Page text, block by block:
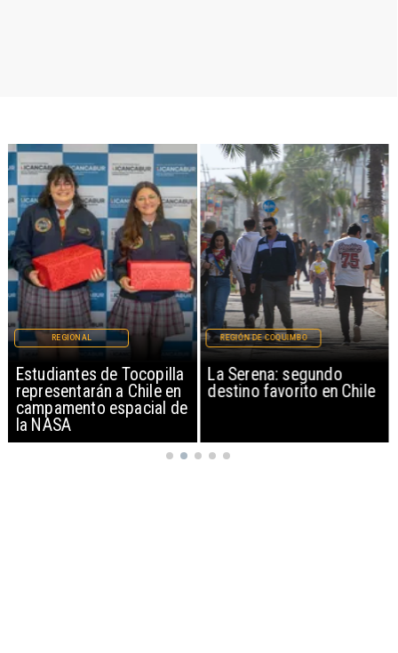
Estudiantes de Tocopilla
representarán a Chile en
campamento espacial de
la NASA
REGIONAL
La Serena: segundo
destino favorito en Chile
REGIÓN DE COQUIMBO